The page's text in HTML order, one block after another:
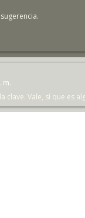
m.
clave. Vale, sí que es